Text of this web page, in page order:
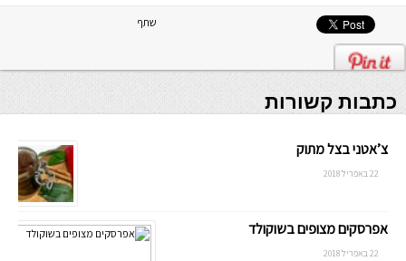
שתף
כתבות קשורות
צ’אטני בצל מתוק
22 באפריל 2018
אפרסקים מצופים בשוקולד
22 באפריל 2018